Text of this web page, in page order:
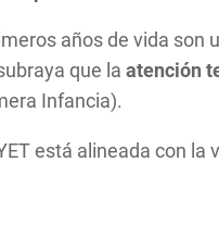
años de vida son
que laatención
Infancia).
está alineada con